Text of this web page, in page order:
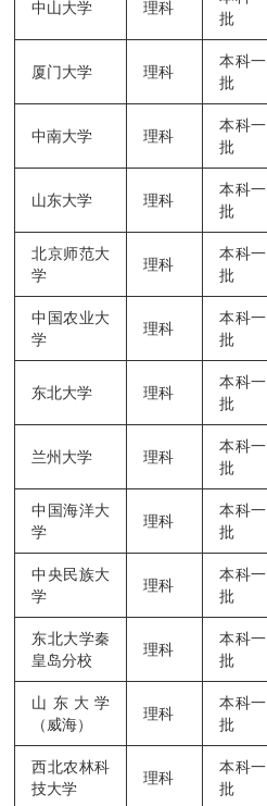
中山大学 理科
批
厦门大学 理科
本科一
批
中南大学 理科
本科一
批
山东大学 理科
本科一
批
北京师范大
学
理科
本科一
批
中国农业大
学
理科
本科一
批
东北大学 理科
本科一
批
兰州大学 理科
本科一
批
中国海洋大
学
理科
本科一
批
中央民族大
学
理科
本科一
批
东北大学秦
皇岛分校
理科
本科一
批
山东大学
（威海）
理科
本科一
批
西北农林科
技大学
理科
本科一
批